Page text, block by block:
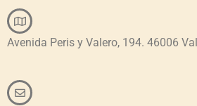
Avenida Peris y Valero, 194. 46006